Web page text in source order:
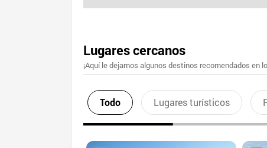
Lugares cercanos
¡Aquí le dejamos algunos destinos recomendados
Todo Lugares turísticos